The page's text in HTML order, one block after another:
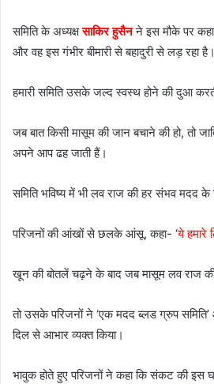
समिति के अध्यक्षसाकिर हुसैन ने इस मौके पर
और वह इस गंभीर बीमारी से बहादुरी से लड़ रहा है।
हमारी समिति उसके जल्द स्वस्थ होने की दुआ
जब बात किसी मासूम की जान बचाने की हो, तो
अपने आप ढह जाती हैं।
समिति भविष्य में भी लव राज की हर संभव मदद के
परिजनों की आंखों से छलके आंसू, कहा- ‘ये हमारे
खून की बोतलें चढ़ने के बाद जब मासूम लव राज
तो उसके परिजनों ने ‘एक मदद ब्लड ग्रुप समिति’
दिल से आभार व्यक्त किया।
भावुक होते हुए परिजनों ने कहा कि संकट की इस